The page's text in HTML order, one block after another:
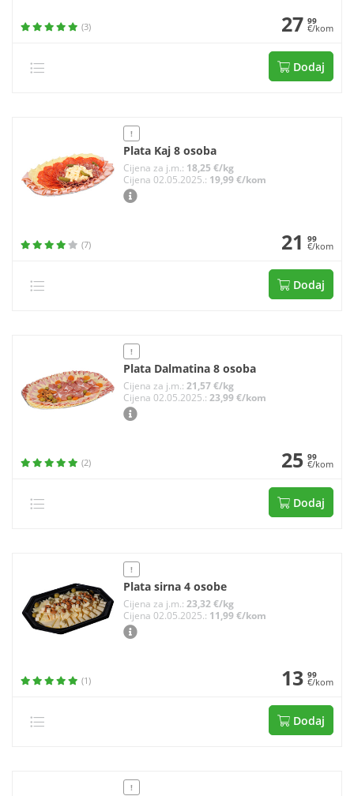
(3) 27 99
€/kom
Dodaj
!
Plata Kaj 8 osoba
Cijena za j.m.: 18,25 €/kg
Cijena 02.05.2025.: 19,99 €/kom
(7) 21 99
€/kom
Dodaj
!
Plata Dalmatina 8 osoba
Cijena za j.m.: 21,57 €/kg
Cijena 02.05.2025.: 23,99 €/kom
(2) 25 99
€/kom
Dodaj
!
Plata sirna 4 osobe
Cijena za j.m.: 23,32 €/kg
Cijena 02.05.2025.: 11,99 €/kom
(1) 13 99
€/kom
Dodaj
!